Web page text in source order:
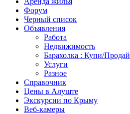
Форум
Черный список
Объявления
Работа
Недвижимость
Барахолка : Купи/Продай
Услуги
Разное
Справочник
Цены в Алуште
Экскурсии по Крыму
Веб-камеры